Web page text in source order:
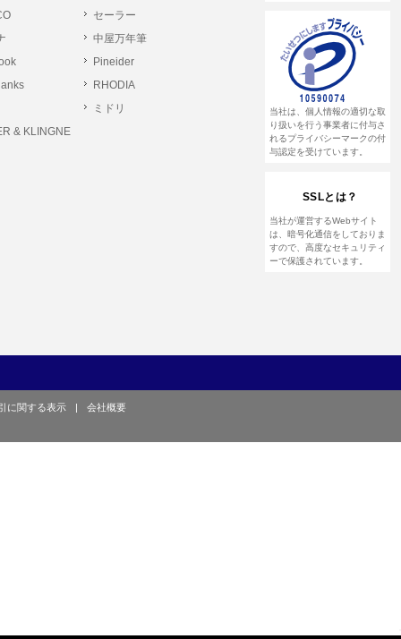
セーラー
中屋万年筆
Pineider
RHODIA
ミドリ
& KLINGNE
当社は、個人情報の適切な取
り扱いを行う事業者に付与さ
れるプライバシーマークの付
与認定を受けています。
SSLとは？
当社が運営するWebサイト
は、暗号化通信をしておりま
すので、高度なセキュリティ
ーで保護されています。
に関する表示 | 会社概要